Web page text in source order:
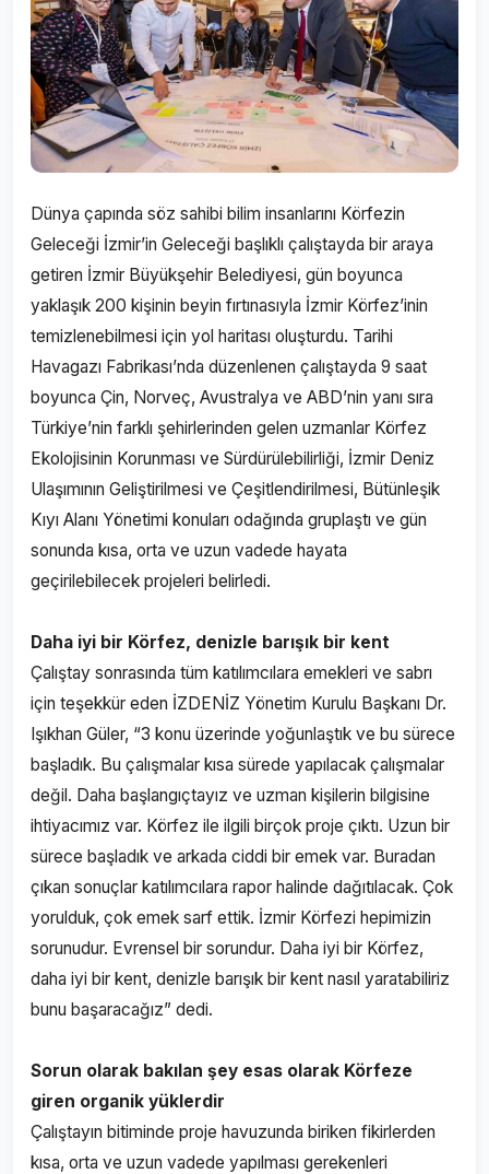
Dünya çapında söz sahibi bilim insanlarını Körfezin
Geleceği İzmir’in Geleceği başlıklı çalıştayda bir araya
getiren İzmir Büyükşehir Belediyesi, gün boyunca
yaklaşık 200 kişinin beyin fırtınasıyla İzmir Körfez’inin
temizlenebilmesi için yol haritası oluşturdu. Tarihi
Havagazı Fabrikası’nda düzenlenen çalıştayda 9 saat
boyunca Çin, Norveç, Avustralya ve ABD’nin yanı sıra
Türkiye’nin farklı şehirlerinden gelen uzmanlar Körfez
Ekolojisinin Korunması ve Sürdürülebilirliği, İzmir Deniz
Ulaşımının Geliştirilmesi ve Çeşitlendirilmesi, Bütünleşik
Kıyı Alanı Yönetimi konuları odağında gruplaştı ve gün
sonunda kısa, orta ve uzun vadede hayata
geçirilebilecek projeleri belirledi.
Daha iyi bir Körfez, denizle barışık bir kent
Çalıştay sonrasında tüm katılımcılara emekleri ve sabrı
için teşekkür eden İZDENİZ Yönetim Kurulu Başkanı Dr.
Işıkhan Güler, “3 konu üzerinde yoğunlaştık ve bu sürece
başladık. Bu çalışmalar kısa sürede yapılacak çalışmalar
değil. Daha başlangıçtayız ve uzman kişilerin bilgisine
ihtiyacımız var. Körfez ile ilgili birçok proje çıktı. Uzun bir
sürece başladık ve arkada ciddi bir emek var. Buradan
çıkan sonuçlar katılımcılara rapor halinde dağıtılacak. Çok
yorulduk, çok emek sarf ettik. İzmir Körfezi hepimizin
sorunudur. Evrensel bir sorundur. Daha iyi bir Körfez,
daha iyi bir kent, denizle barışık bir kent nasıl yaratabiliriz
bunu başaracağız” dedi.
Sorun olarak bakılan şey esas olarak Körfeze
giren organik yüklerdir
Çalıştayın bitiminde proje havuzunda biriken fikirlerden
kısa, orta ve uzun vadede yapılması gerekenleri